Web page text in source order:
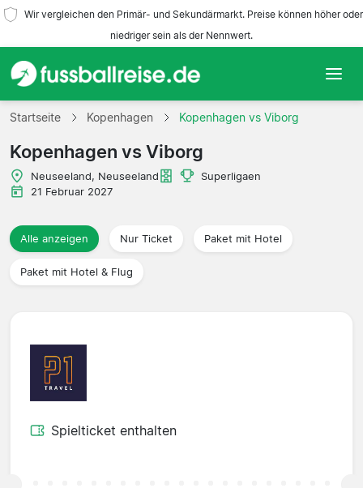
Wir vergleichen den Primär- und Sekundärmarkt. Preise können höher oder
niedriger sein als der Nennwert.
Startseite
Mannschaften
Ligen
Reisebüros
Startseite Kopenhagen Kopenhagen vs Viborg
Kopenhagen vs Viborg
Neuseeland, Neuseeland
Superligaen
21 Februar 2027
Alle anzeigen Nur Ticket Paket mit Hotel
Paket mit Hotel & Flug
Spielticket enthalten